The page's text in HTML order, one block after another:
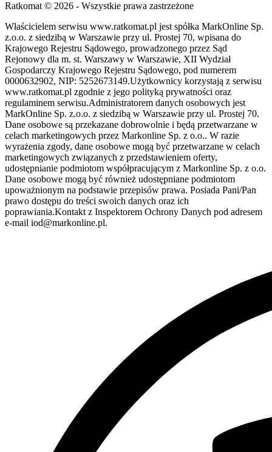
Ratkomat © 2026 - Wszystkie prawa zastrzeżone
Właścicielem serwisu www.ratkomat.pl jest spółka MarkOnline Sp.
z.o.o. z siedzibą w Warszawie przy ul. Prostej 70, wpisana do
Krajowego Rejestru Sądowego, prowadzonego przez Sąd
Rejonowy dla m. st. Warszawy w Warszawie, XII Wydział
Gospodarczy Krajowego Rejestru Sądowego, pod numerem
0000632902, NIP: 5252673149.Użytkownicy korzystają z serwisu
www.ratkomat.pl zgodnie z jego polityką prywatności oraz
regulaminem serwisu.Administratorem danych osobowych jest
MarkOnline Sp. z.o.o. z siedzibą w Warszawie przy ul. Prostej 70.
Dane osobowe są przekazane dobrowolnie i będą przetwarzane w
celach marketingowych przez Markonline Sp. z o.o.. W razie
wyrażenia zgody, dane osobowe mogą być przetwarzane w celach
marketingowych związanych z przedstawieniem oferty,
udostępnianie podmiotom współpracującym z Markonline Sp. z o.o.
Dane osobowe mogą być również udostępniane podmiotom
upoważnionym na podstawie przepisów prawa. Posiada Pani/Pan
prawo dostępu do treści swoich danych oraz ich
poprawiania.Kontakt z Inspektorem Ochrony Danych pod adresem
e-mail iod@markonline.pl.